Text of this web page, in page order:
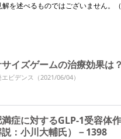
を述べるものではございません。
イズゲームの治療効果は？
ビデンス （2021/06/04）
症に対するGLP-1受容体
：小川大輔氏）－1398